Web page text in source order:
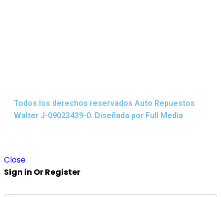
Todos los derechos reservados Auto Repuestos
Walter J-09023439-0. Diseñada por Full Media
Close
Sign in Or Register